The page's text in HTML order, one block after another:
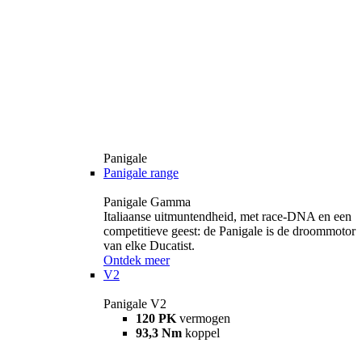
Panigale
Panigale range
Panigale Gamma
Italiaanse uitmuntendheid, met race-DNA en een
competitieve geest: de Panigale is de droommotor
van elke Ducatist.
Ontdek meer
V2
Panigale V2
120 PK vermogen
93,3 Nm koppel